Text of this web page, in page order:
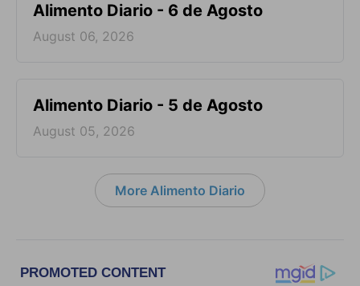
Alimento Diario - 6 de Agosto
August 06, 2026
Alimento Diario - 5 de Agosto
August 05, 2026
More Alimento Diario